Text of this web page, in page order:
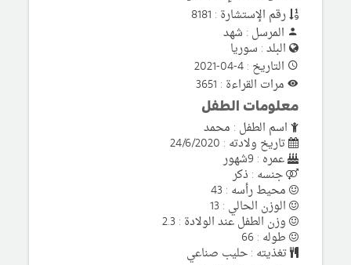
رقم الإستشارة : 8181
المرسل : شهد
البلد : سوريا
التاريخ : 4-04-2021
مرات القراءة : 3651
معلومات الطفل
اسم الطفل : محمد
تاريخ ولادته : 24/6/2020
عمره : 9شهور
جنسه : ذكر
محيط رأسه : 43
الوزن الحالي : 13
وزن الطفل عند الولادة : 2.3
طوله : 66
تغذيته : حليب صناعي